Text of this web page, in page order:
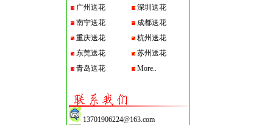
广州送花
深圳送花
南宁送花
成都送花
重庆送花
杭州送花
东莞送花
苏州送花
青岛送花
More..
13701906224@163.com